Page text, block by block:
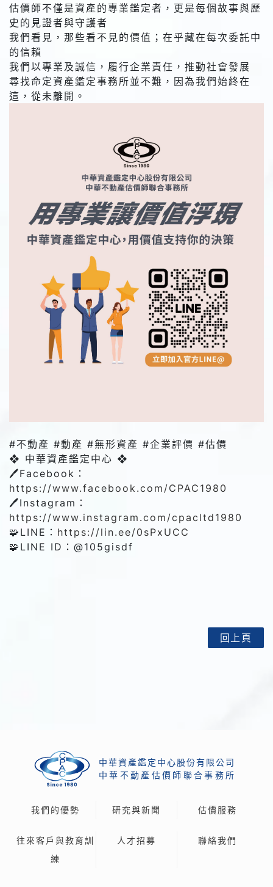
估價師不僅是資產的專業鑑定者，更是每個故事與歷
史的見證者與守護者
我們看見，那些看不見的價值；在乎藏在每次委託中
的信賴
我們以專業及誠信，履行企業責任，推動社會發展
尋找命定資產鑑定事務所並不難，因為我們始終在
這，從未離開。
#不動產 #動產 #無形資產 #企業評價 #估價
❖ 中華資產鑑定中心 ❖
🖊️Facebook：
https://www.facebook.com/CPAC1980
🖊️Instagram：
https://www.instagram.com/cpacltd1980
🧩LINE： https://lin.ee/0sPxUCC
🧩LINE ID：@‌105gisdf
回上頁
中華資產鑑定中心股份有限公司
中 華 不動 產 估價 師 聯合事 務 所
我們的優勢 研究與新聞 估價服務
往來客戶與教育訓
練
人才招募 聯絡我們